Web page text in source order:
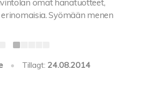
omat hanatuotteet,
Syömään menen
• Tillagt: 24.08.2014